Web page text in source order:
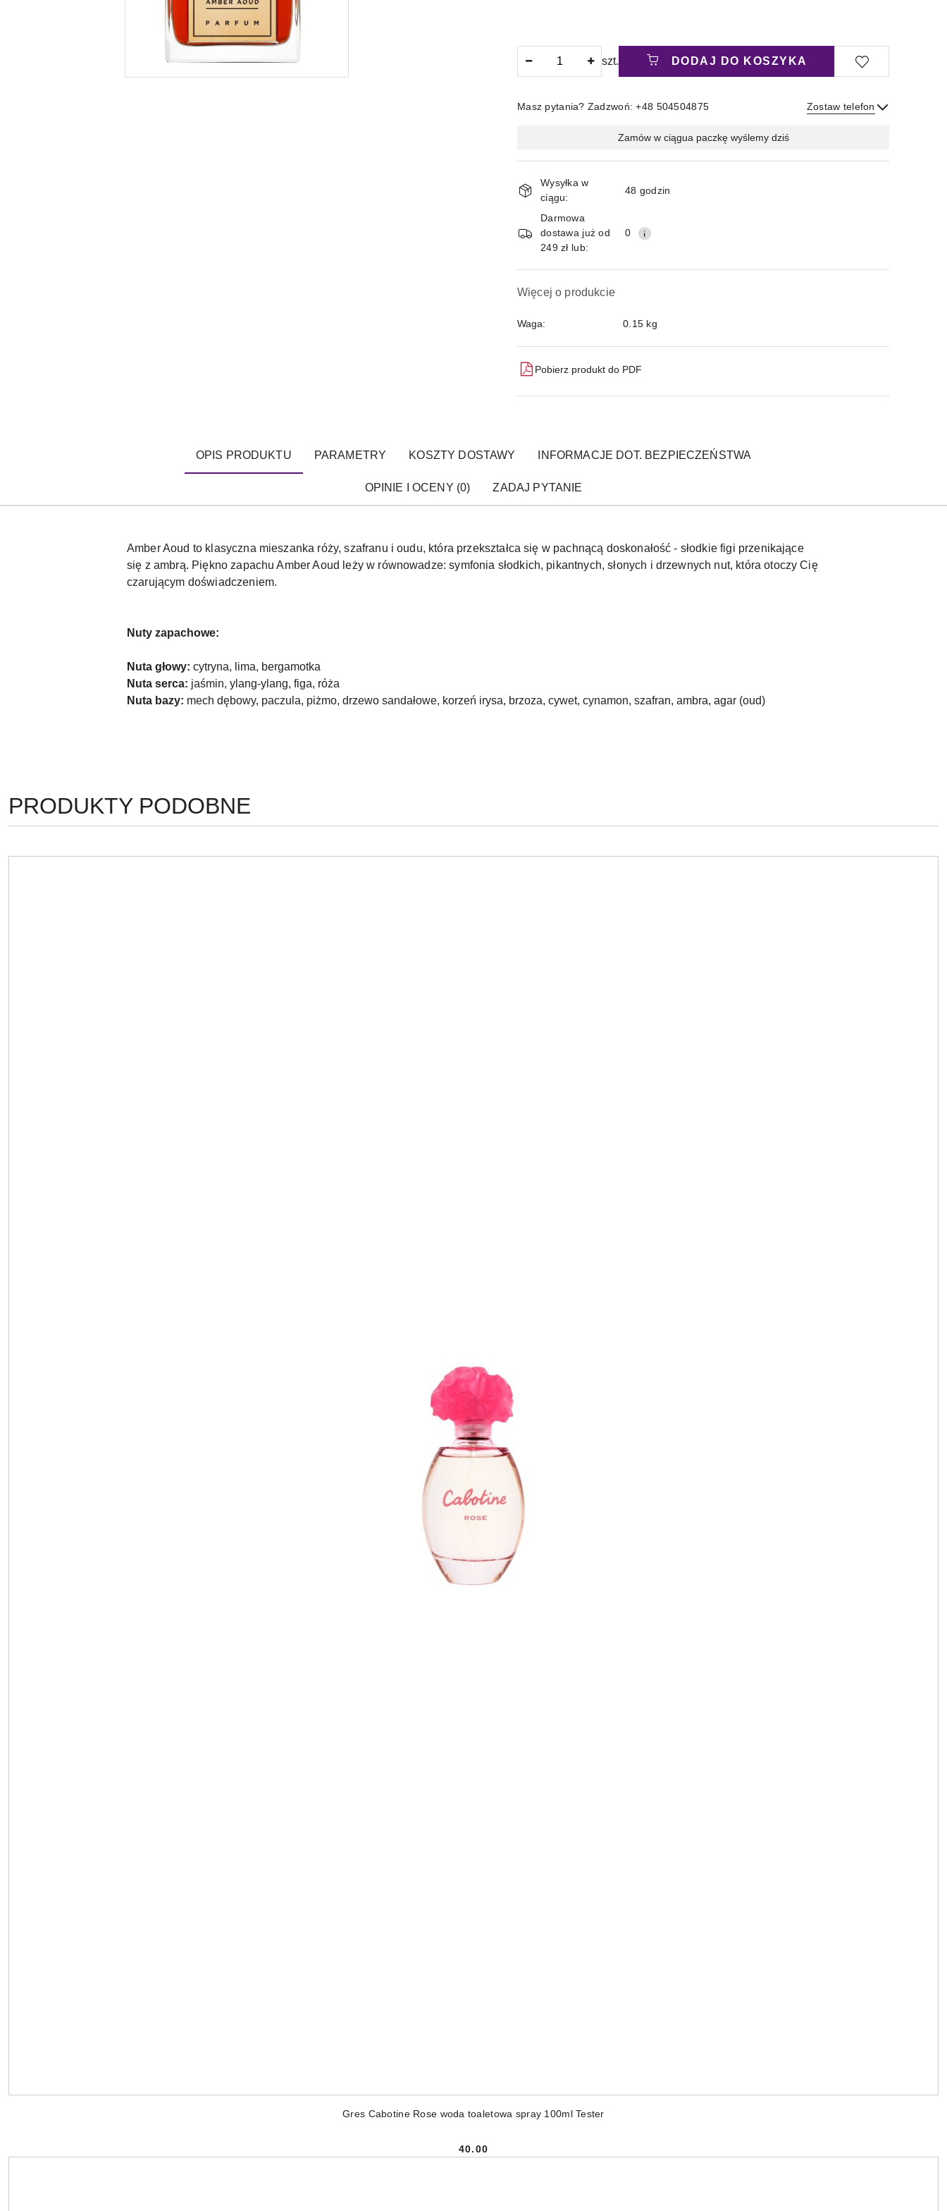
szt. DODAJ DO KOSZYKA
Masz pytania? Zadzwoń: +48 504504875 Zostaw telefon
i
dostawa
Zamów w ciągua paczkę wyślemy dziś
Wysyłka w
ciągu:
48 godzin
Darmowa
dostawa już od
249 zł lub:
0
Więcej o produkcie
Waga: 0.15 kg
Pobierz produkt do PDF
OPIS PRODUKTU PARAMETRY KOSZTY DOSTAWY INFORMACJE DOT. BEZPIECZEŃSTWA
OPINIE I OCENY (0) ZADAJ PYTANIE
Amber Aoud to klasyczna mieszanka róży, szafranu i oudu, która przekształca się w pachnącą doskonałość - słodkie figi przenikające
się z ambrą. Piękno zapachu Amber Aoud leży w równowadze: symfonia słodkich, pikantnych, słonych i drzewnych nut, która otoczy Cię
czarującym doświadczeniem.
Nuty zapachowe:
Nuta głowy: cytryna, lima, bergamotka
Nuta serca: jaśmin, ylang-ylang, figa, róża
Nuta bazy: mech dębowy, paczula, piżmo, drzewo sandałowe, korzeń irysa, brzoza, cywet, cynamon, szafran, ambra, agar (oud)
Pomiń karuzelę produktów
PRODUKTY
O
STATUSIE:
PRODUKTY PODOBNE
Gres Cabotine Rose woda toaletowa spray 100ml Tester
Cena:
40.00